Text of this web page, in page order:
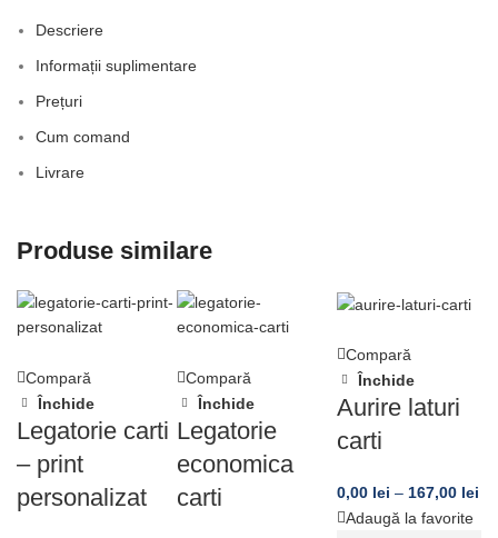
Descriere
Informații suplimentare
Prețuri
Cum comand
Livrare
Produse similare
Compară
Închide
Legatorie carti
– print
personalizat
Compară
Închide
Legatorie
economica
carti
Compară
Închide
Aurire laturi
carti
0,00 lei – 167,00 lei
Adaugă la favorite